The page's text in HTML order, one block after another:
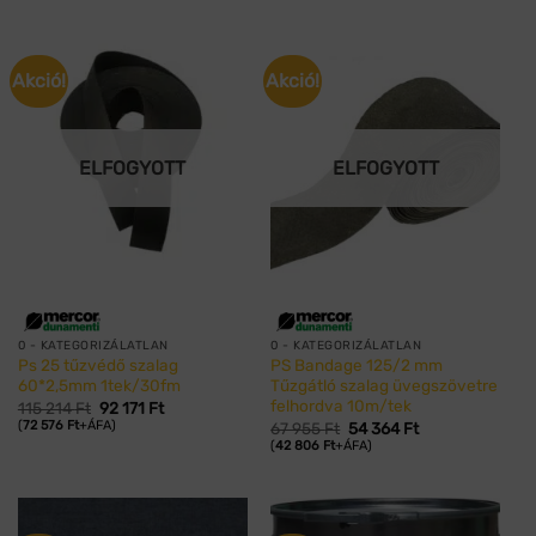
Akció!
ELFOGYOTT
0 - KATEGORIZÁLATLAN
Ps 25 tűzvédő szalag
60*2,5mm 1tek/30fm
115 214Ft Original
price
was:
92 171 FtCurrent
(72 576 Ft+ÁFA)
Akció!
ELFOGYOTT
0 - KATEGORIZÁLATLAN
PS Bandage 125/2 mm
Tűzgátló szalag üvegszövetre
felhordva 10m/tek
67 955Ft Original
price
was:
54 364FtCurrent
(42 806 Ft+ÁFA)